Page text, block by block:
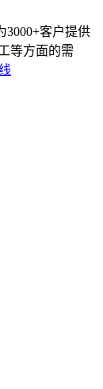
3000+客户提供
等方面的需